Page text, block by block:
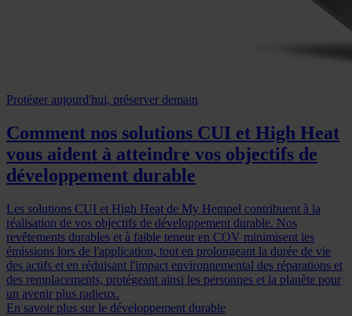
Protéger aujourd'hui, préserver demain
Comment nos solutions CUI et High Heat
vous aident à atteindre vos objectifs de
développement durable
Les solutions CUI et High Heat de My Hempel contribuent à la
réalisation de vos objectifs de développement durable. Nos
revêtements durables et à faible teneur en COV minimisent les
émissions lors de l'application, tout en prolongeant la durée de vie
des actifs et en réduisant l'impact environnemental des réparations et
des remplacements, protégeant ainsi les personnes et la planète pour
un avenir plus radieux.
En savoir plus sur le développement durable